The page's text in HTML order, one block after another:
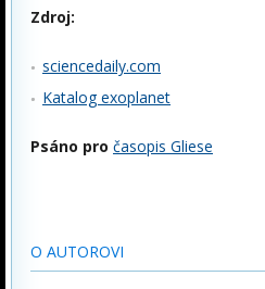
Zdroj:
sciencedaily.com
Katalog exoplanet
Psáno pro časopis Gliese
O AUTOROVI